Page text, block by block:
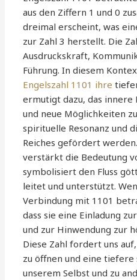
aus den Ziffern 1 und 0
dreimal erscheint, was
zur Zahl 3 herstellt. Die
Ausdruckskraft,
Führung. In diesem
Engelszahl 1101 ihre
ermutigt dazu, das innere
und neue Möglichkeiten
spirituelle Resonanz und
Reiches gefördert
verstärkt die Bedeutung
symbolisiert den Fluss
leitet und unterstützt.
Verbindung mit 1101
dass sie eine Einladung
und zur Hinwendung zur
Diese Zahl fordert uns
zu öffnen und eine
unserem Selbst und zu